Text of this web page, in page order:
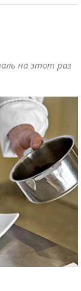
на этот раз